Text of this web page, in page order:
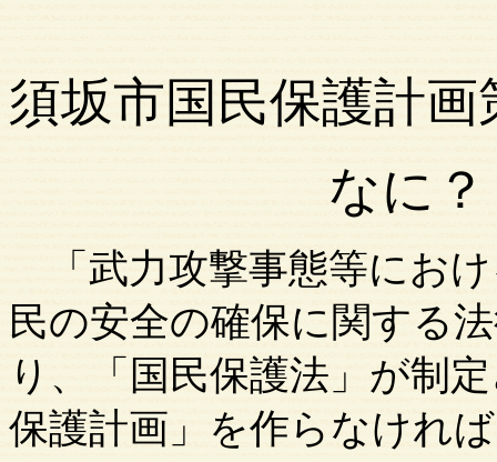
須坂市国民保護計画
なに
「武力攻撃事態等にお
民の安全の確保に関する
り、「国民保護法」が制
保護計画」を作らなけれ